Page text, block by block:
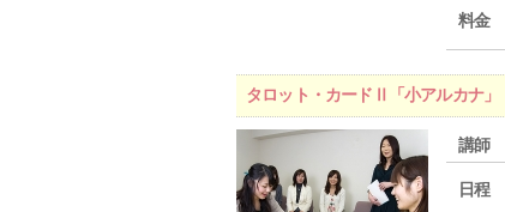
料金
タロット・カードⅡ「小アルカナ
講師
日程